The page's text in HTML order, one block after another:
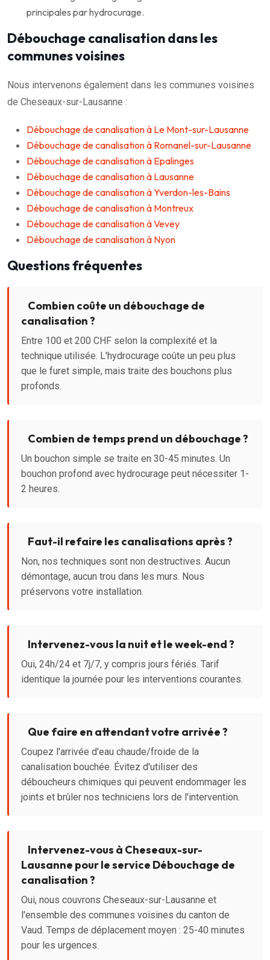
principales par hydrocurage.
Débouchage canalisation dans les
communes voisines
Nous intervenons également dans les communes voisines
de Cheseaux-sur-Lausanne :
Débouchage de canalisation à Le Mont-sur-Lausanne
Débouchage de canalisation à Romanel-sur-Lausanne
Débouchage de canalisation à Epalinges
Débouchage de canalisation à Lausanne
Débouchage de canalisation à Yverdon-les-Bains
Débouchage de canalisation à Montreux
Débouchage de canalisation à Vevey
Débouchage de canalisation à Nyon
Questions fréquentes
Combien coûte un débouchage de
canalisation ?
Entre 100 et 200 CHF selon la complexité et la
technique utilisée. L'hydrocurage coûte un peu plus
que le furet simple, mais traite des bouchons plus
profonds.
Combien de temps prend un débouchage ?
Un bouchon simple se traite en 30-45 minutes. Un
bouchon profond avec hydrocurage peut nécessiter 1-
2 heures.
Faut-il refaire les canalisations après ?
Non, nos techniques sont non destructives. Aucun
démontage, aucun trou dans les murs. Nous
préservons votre installation.
Intervenez-vous la nuit et le week-end ?
Oui, 24h/24 et 7j/7, y compris jours fériés. Tarif
identique la journée pour les interventions courantes.
Que faire en attendant votre arrivée ?
Coupez l'arrivée d'eau chaude/froide de la
canalisation bouchée. Évitez d'utiliser des
déboucheurs chimiques qui peuvent endommager les
joints et brûler nos techniciens lors de l'intervention.
Intervenez-vous à Cheseaux-sur-
Lausanne pour le service Débouchage de
canalisation ?
Oui, nous couvrons Cheseaux-sur-Lausanne et
l'ensemble des communes voisines du canton de
Vaud. Temps de déplacement moyen : 25-40 minutes
pour les urgences.